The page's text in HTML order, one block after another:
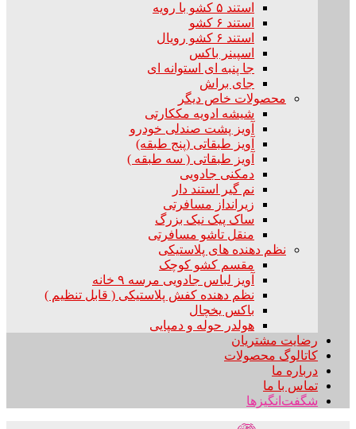
استند ۵ کشو با رویه
استند ۶ کشو
استند ۶ کشو رویال
اسپینر باکس
جا پنبه ای استوانه ای
جای براش
محصولات خاص دیگر
شیشه ادویه مککارتی
آویز پشت صندلی خودرو
آویز طبقاتی (پنج طبقه)
آویز طبقاتی ( سه طبقه )
دمکنی جادویی
نم گیر استند دار
زیرانداز مسافرتی
ساک پیک نیک بزرگ
منقل تاشو مسافرتی
نظم دهنده های پلاستیکی
مقسم کشو کوچک
آویز لباس جادویی مرسه ۹ خانه
نظم دهنده کفش پلاستیکی ( قابل تنظیم )
باکس یخچال
هولدر حوله و دمپایی
رضایت مشتریان
کاتالوگ محصولات
درباره ما
تماس با ما
شگفت‌انگیزها